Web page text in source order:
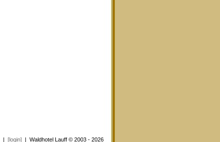
| [login] | Waldhotel Lauff © 2003 - 2026